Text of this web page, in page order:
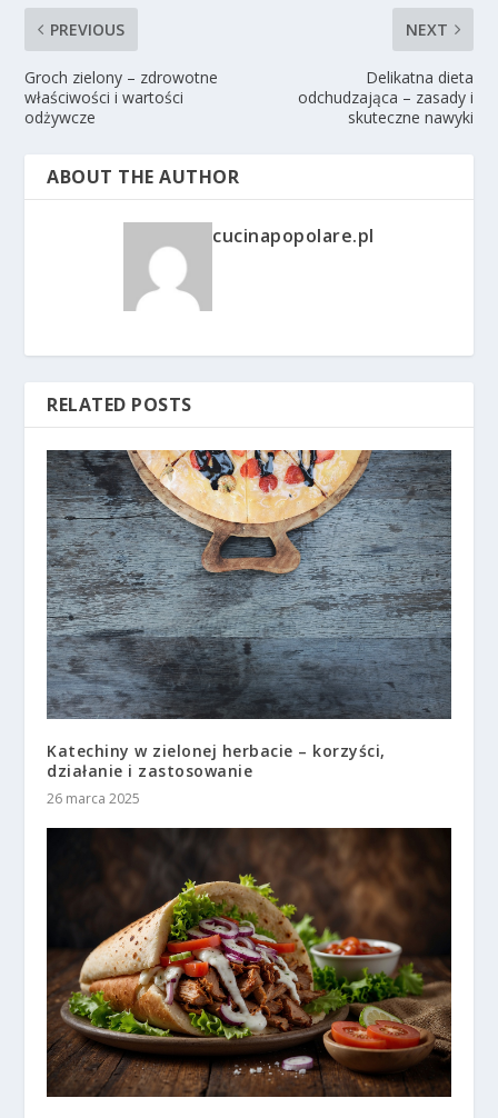
PREVIOUS
Groch zielony – zdrowotne
właściwości i wartości
odżywcze
NEXT
Delikatna dieta
odchudzająca – zasady i
skuteczne nawyki
ABOUT THE AUTHOR
cucinapopolare.pl
RELATED POSTS
Katechiny w zielonej herbacie – korzyści,
działanie i zastosowanie
26 marca 2025